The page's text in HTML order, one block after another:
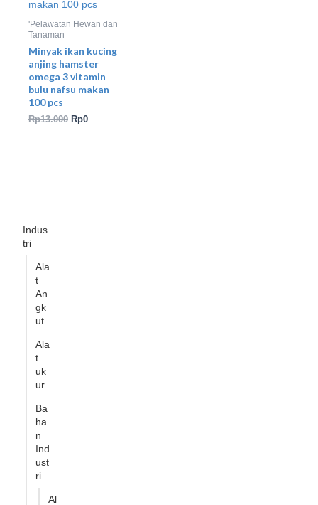
Indus
tri
Ala
t
An
gk
ut
Ala
t
uk
ur
Ba
ha
n
Ind
ust
ri
Al
'Pelawatan Hewan dan
Tanaman
Minyak ikan kucing
anjing hamster
omega 3 vitamin
bulu nafsu makan
100 pcs
Rp13.000 Rp0